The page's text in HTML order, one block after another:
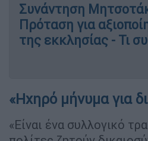
Συνάντηση
Πρόταση για
της εκκλησίας - Τι
«Ηχηρό μήνυμα για
«Είναι ένα συλλογικό